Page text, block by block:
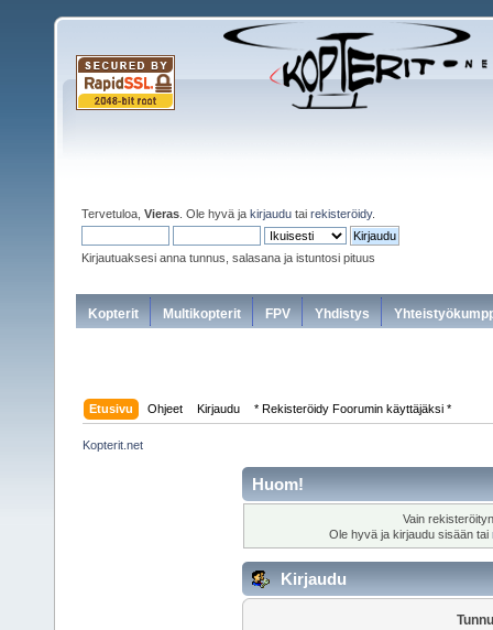
Tervetuloa, Vieras . Ole hyvä ja kirjaudu tai rekisteröidy.
Kirjautuaksesi anna tunnus, salasana ja istuntosi pituus
Kopterit Multikopterit FPV Yhdistys
Etusivu Ohjeet Kirjaudu * Rekisteröidy Foorumin käyttäjäksi *
Kopterit.net
Huom!
Vain
Ole hyvä ja kirjaudu sisään tai
Kirjaudu